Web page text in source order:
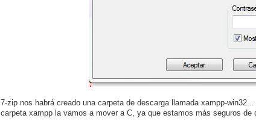
7-zip nos habrá creado una carpeta de descarga llamada xampp-
carpeta xampp la vamos a mover a C, ya que estamos más seguros de